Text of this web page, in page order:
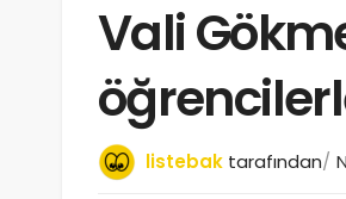
Vali
listebak tarafından